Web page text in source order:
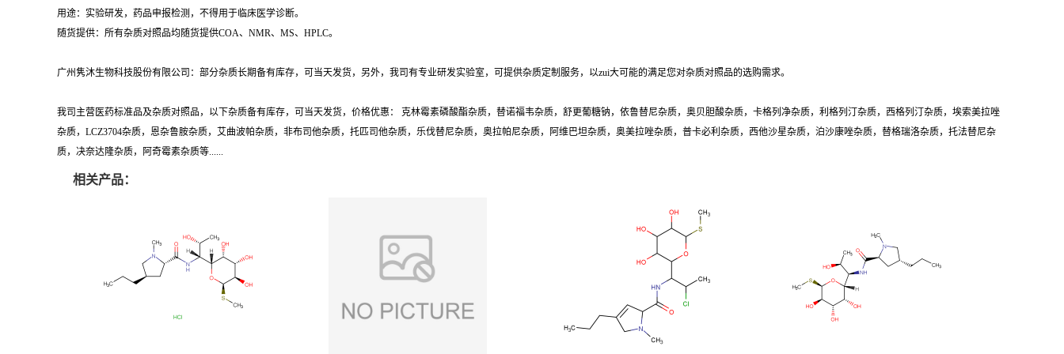
用途：实验研发，药品申报检测，不得用于临床医学诊断。
随货提供：所有杂质对照品均随货提供COA、NMR、MS、HPLC。
广州隽沐生物科技股份有限公司：部分杂质长期备有库存，可当天发货，另外，我司有专业研发实验室，可提供杂质定制服务，以zui大可能的满足您对杂质对照品的选购需求。
我司主营医药标准品及杂质对照品，以下杂质备有库存，可当天发货，价格优惠： 克林霉素磷酸酯杂质，替诺福韦杂质，舒更葡糖钠，依鲁替尼杂质，奥贝胆酸杂质，卡格列净杂质，利格列汀杂质，西格列汀杂质，埃索美拉唑
杂质，LCZ3704杂质，恩杂鲁胺杂质，艾曲波帕杂质，非布司他杂质，托匹司他杂质，乐伐替尼杂质，奥拉帕尼杂质，阿维巴坦杂质，奥美拉唑杂质，普卡必利杂质，西他沙星杂质，泊沙康唑杂质，替格瑞洛杂质，托法替尼杂
质，决奈达隆杂质，阿奇霉素杂质等......
相关产品：